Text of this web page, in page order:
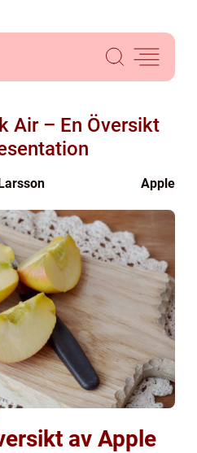
Air – En Översikt
Apple
av Apple